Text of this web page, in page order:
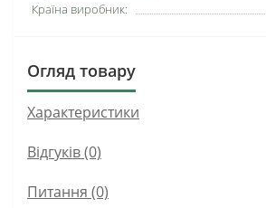
Країна виробник:
Огляд товару
Характеристики
Відгуків (0)
Питання (0)